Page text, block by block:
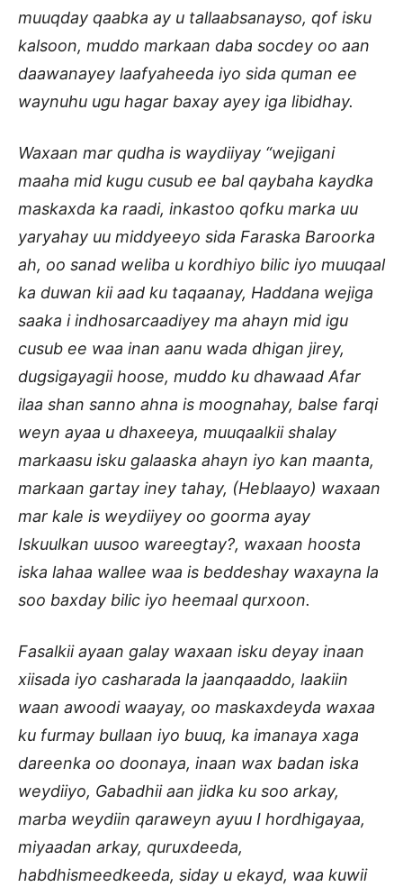
muuqday qaabka ay u tallaabsanayso, qof isku
kalsoon, muddo markaan daba socdey oo aan
daawanayey laafyaheeda iyo sida quman ee
waynuhu ugu hagar baxay ayey iga libidhay.
Waxaan mar qudha is waydiiyay “wejigani
maaha mid kugu cusub ee bal qaybaha kaydka
maskaxda ka raadi, inkastoo qofku marka uu
yaryahay uu middyeeyo sida Faraska Baroorka
ah, oo sanad weliba u kordhiyo bilic iyo muuqaal
ka duwan kii aad ku taqaanay, Haddana wejiga
saaka i indhosarcaadiyey ma ahayn mid igu
cusub ee waa inan aanu wada dhigan jirey,
dugsigayagii hoose, muddo ku dhawaad Afar
ilaa shan sanno ahna is moognahay, balse farqi
weyn ayaa u dhaxeeya, muuqaalkii shalay
markaasu isku galaaska ahayn iyo kan maanta,
markaan gartay iney tahay, (Heblaayo) waxaan
mar kale is weydiiyey oo goorma ayay
Iskuulkan uusoo wareegtay?, waxaan hoosta
iska lahaa wallee waa is beddeshay waxayna la
soo baxday bilic iyo heemaal qurxoon.
Fasalkii ayaan galay waxaan isku deyay inaan
xiisada iyo casharada la jaanqaaddo, laakiin
waan awoodi waayay, oo maskaxdeyda waxaa
ku furmay bullaan iyo buuq, ka imanaya xaga
dareenka oo doonaya, inaan wax badan iska
weydiiyo, Gabadhii aan jidka ku soo arkay,
marba weydiin qaraweyn ayuu I hordhigayaa,
miyaadan arkay, quruxdeeda,
habdhismeedkeeda, siday u ekayd, waa kuwii